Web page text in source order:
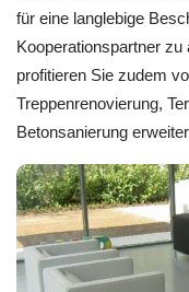
für eine langlebige
Kooperationspartner
profitieren Sie zudem
Treppenrenovierung,
Betonsanierung